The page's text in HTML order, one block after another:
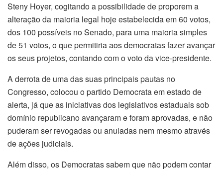
Steny Hoyer, cogitando a possibilidade de proporem a
alteração da maioria legal hoje estabelecida em 60 votos,
dos 100 possíveis no Senado, para uma maioria simples
de 51 votos, o que permitiria aos democratas fazer avançar
os seus projetos, contando com o voto da vice-presidente.
A derrota de uma das suas principais pautas no
Congresso, colocou o partido Democrata em estado de
alerta, já que as iniciativas dos legislativos estaduais sob
domínio republicano avançaram e foram aprovadas, e não
puderam ser revogadas ou anuladas nem mesmo através
de ações judiciais.
Além disso, os Democratas sabem que não podem contar